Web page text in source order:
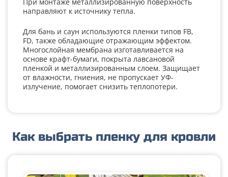
направляют к источнику тепла.
Для бань и саун используются пленки типов FB,
FD, также обладающие отражающим эффектом.
Многослойная мембрана изготавливается на
основе крафт-бумаги, покрыта лавсановой
пленкой и металлизированным слоем. Защищает
от влажности, гниения, не пропускает УФ-
излучение, помогает снизить теплопотери.
Как выбрать пленку для кровли